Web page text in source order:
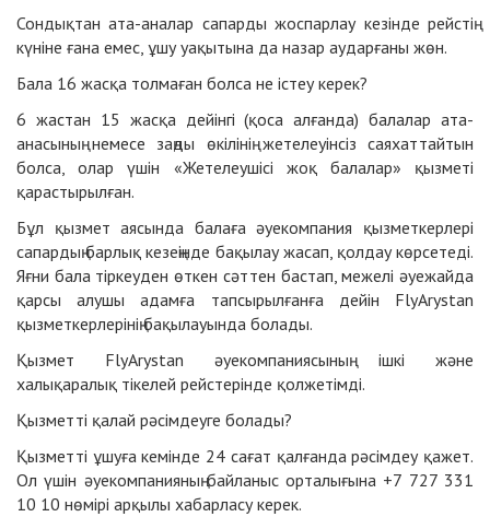
Сондықтан ата-аналар сапарды жоспарлау кезінде рейстің
күніне ғана емес, ұшу уақытына да назар аударғаны жөн.
Бала 16 жасқа толмаған болса не істеу керек?
6 жастан 15 жасқа дейінгі (қоса алғанда) балалар ата-
анасының немесе заңды өкілінің жетелеуінсіз саяхаттайтын
болса, олар үшін «Жетелеушісі жоқ балалар» қызметі
қарастырылған.
Бұл қызмет аясында балаға әуекомпания қызметкерлері
сапардың барлық кезеңінде бақылау жасап, қолдау көрсетеді.
Яғни бала тіркеуден өткен сәттен бастап, межелі әуежайда
қарсы алушы адамға тапсырылғанға дейін FlyArystan
қызметкерлерінің бақылауында болады.
Қызмет FlyArystan әуекомпаниясының ішкі және
халықаралық тікелей рейстерінде қолжетімді.
Қызметті қалай рәсімдеуге болады?
Қызметті ұшуға кемінде 24 сағат қалғанда рәсімдеу қажет.
Ол үшін әуекомпанияның байланыс орталығына +7 727 331
10 10 нөмірі арқылы хабарласу керек.